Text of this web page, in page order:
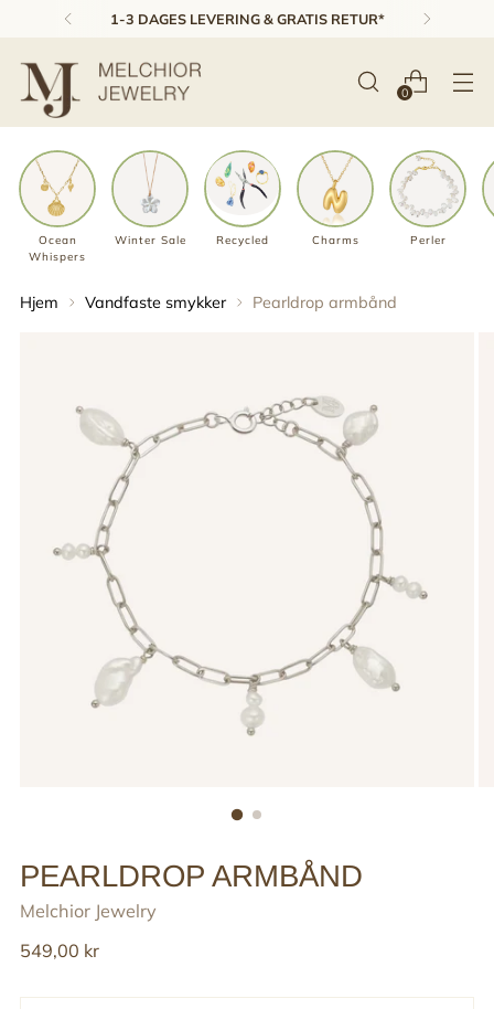
4,8 STJERNER PÅ TRUSTPILOT ★★★★★
0
Ocean
Whispers
Winter Sale Recycled Charms Perler
Hjem Vandfaste smykker Pearldrop armbånd
PEARLDROP ARMBÅND
Melchior Jewelry
Reguler
549,00 kr